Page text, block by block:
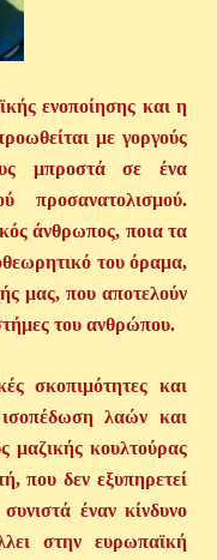
ενοποίησης και η
με γοργούς
μπροστά σε ένα
προσανατολισμού.
άνθρωπος, ποια τα
του όραμα,
μας, που αποτελούν
του ανθρώπου.
και
ισοπέδωση λαών και
μαζικής κουλτούρας
που δεν εξυπηρετεί
έναν κίνδυνο
στην ευρωπαϊκή